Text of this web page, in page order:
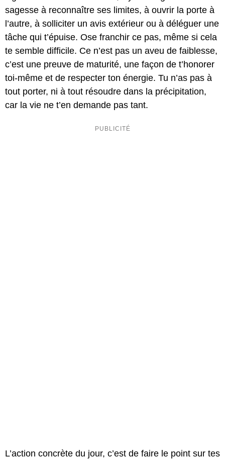
sagesse à reconnaître ses limites, à ouvrir la porte à
l’autre, à solliciter un avis extérieur ou à déléguer une
tâche qui t’épuise. Ose franchir ce pas, même si cela
te semble difficile. Ce n’est pas un aveu de faiblesse,
c’est une preuve de maturité, une façon de t’honorer
toi-même et de respecter ton énergie. Tu n’as pas à
tout porter, ni à tout résoudre dans la précipitation,
car la vie ne t’en demande pas tant.
L’action concrète du jour, c’est de faire le point sur tes